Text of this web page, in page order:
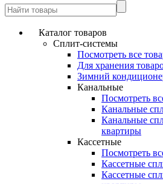
Каталог товаров
Сплит-системы
Посмотреть все
Для хранения
Зимний
Канальные
Посмотреть
Канальные
Канальные
квартиры
Кассетные
Посмотреть
Кассетные
Кассетные